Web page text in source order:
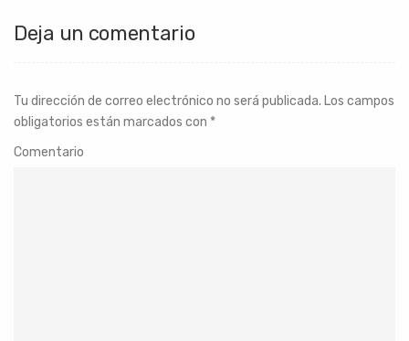
Deja un comentario
Tu dirección de correo electrónico no será publicada. Los campos
obligatorios están marcados con *
Comentario